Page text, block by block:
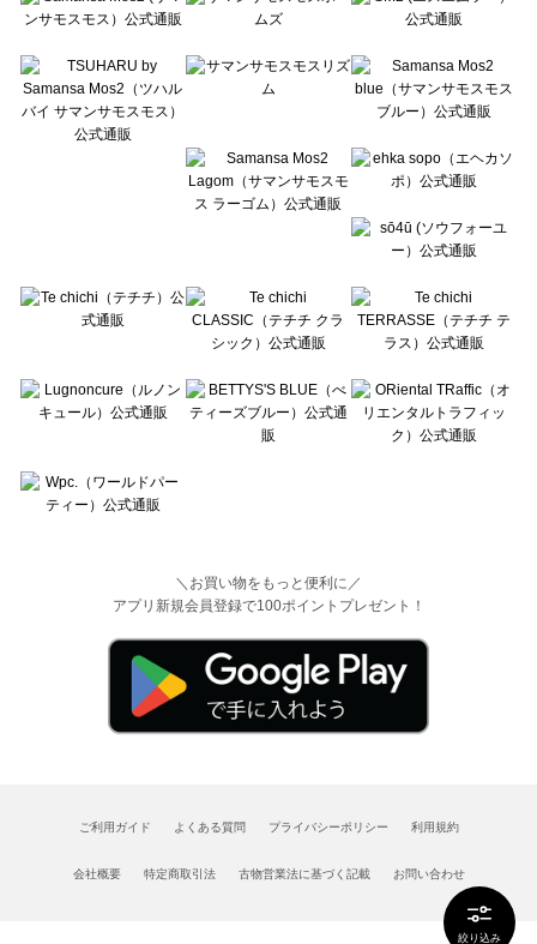
絞り込み
Te chichi CLASSIC（テチチ クラシック）のアクセサリー一覧
Lugnoncure（ルノンキュール）のアクセサリー一覧
BETTY'S BLUE（べティーズブルー）のアクセサリー一覧
Wpc.（ワールドパーティー）のアクセサリー一覧
＼お買い物をもっと便利に／
アプリ新規会員登録で100ポイントプレゼント！
ご利用ガイド よくある質問 プライバシーポリシー 利用規約
会社概要 特定商取引法 古物営業法に基づく記載 お問い合わせ